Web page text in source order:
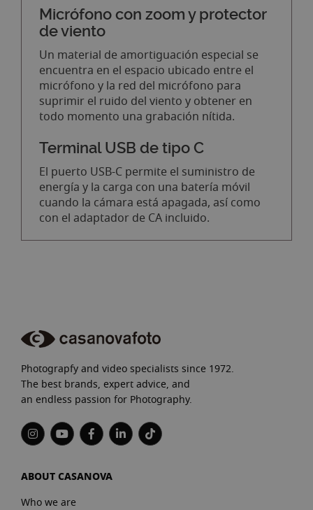
Micrófono con zoom y protector
de viento
Un material de amortiguación especial se
encuentra en el espacio ubicado entre el
micrófono y la red del micrófono para
suprimir el ruido del viento y obtener en
todo momento una grabación nítida.
Terminal USB de tipo C
El puerto USB-C permite el suministro de
energía y la carga con una batería móvil
cuando la cámara está apagada, así como
con el adaptador de CA incluido.
Photograpfy and video specialists since 1972.
The best brands, expert advice, and
an endless passion for Photography.
ABOUT CASANOVA
Who we are